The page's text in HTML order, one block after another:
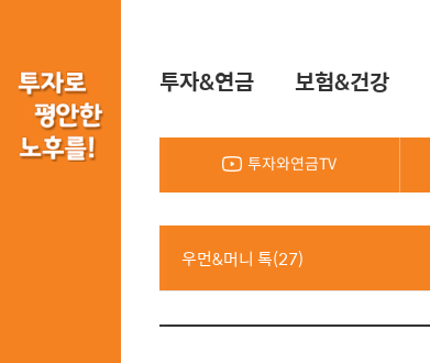
투자&연금 보험&건강
투자와연금TV
우먼&머니 톡(27)